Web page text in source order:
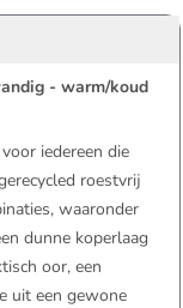
- warm/koud
iedereen die
roestvrij
waaronder
dunne koperlaag
oor, een
uit een gewone